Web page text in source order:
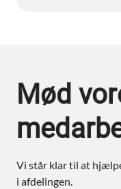
Mød
Vi står klar til at
i afdelingen.